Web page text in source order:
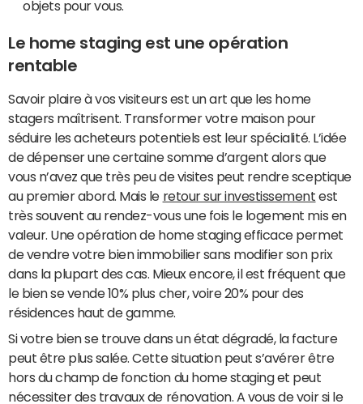
objets pour vous.
Le home staging est une opération
rentable
Savoir plaire à vos visiteurs est un art que les home
stagers maîtrisent. Transformer votre maison pour
séduire les acheteurs potentiels est leur spécialité. L’idée
de dépenser une certaine somme d’argent alors que
vous n’avez que très peu de visites peut rendre sceptique
au premier abord. Mais le retour sur investissement est
très souvent au rendez-vous une fois le logement mis en
valeur. Une opération de home staging efficace permet
de vendre votre bien immobilier sans modifier son prix
dans la plupart des cas. Mieux encore, il est fréquent que
le bien se vende 10% plus cher, voire 20% pour des
résidences haut de gamme.
Si votre bien se trouve dans un état dégradé, la facture
peut être plus salée. Cette situation peut s’avérer être
hors du champ de fonction du home staging et peut
nécessiter des travaux de rénovation. A vous de voir si le